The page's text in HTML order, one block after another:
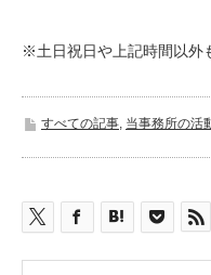
※土日祝日や上記時間以外
すべての記事 当事務所の活